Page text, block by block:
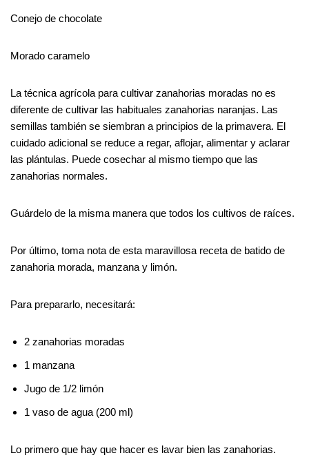
Conejo de chocolate
Morado caramelo
La técnica agrícola para cultivar zanahorias moradas no es
diferente de cultivar las habituales zanahorias naranjas. Las
semillas también se siembran a principios de la primavera. El
cuidado adicional se reduce a regar, aflojar, alimentar y aclarar
las plántulas. Puede cosechar al mismo tiempo que las
zanahorias normales.
Guárdelo de la misma manera que todos los cultivos de raíces.
Por último, toma nota de esta maravillosa receta de batido de
zanahoria morada, manzana y limón.
Para prepararlo, necesitará:
2 zanahorias moradas
1 manzana
Jugo de 1/2 limón
1 vaso de agua (200 ml)
Lo primero que hay que hacer es lavar bien las zanahorias.